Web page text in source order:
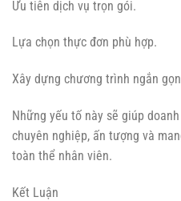
Ưu tiên dịch vụ trọn gói.
Lựa chọn thực đơn phù hợp.
Xây dựng chương trình ngắn
Những yếu tố này sẽ giúp
chuyên nghiệp, ấn tượng và
toàn thể nhân viên.
Kết Luận